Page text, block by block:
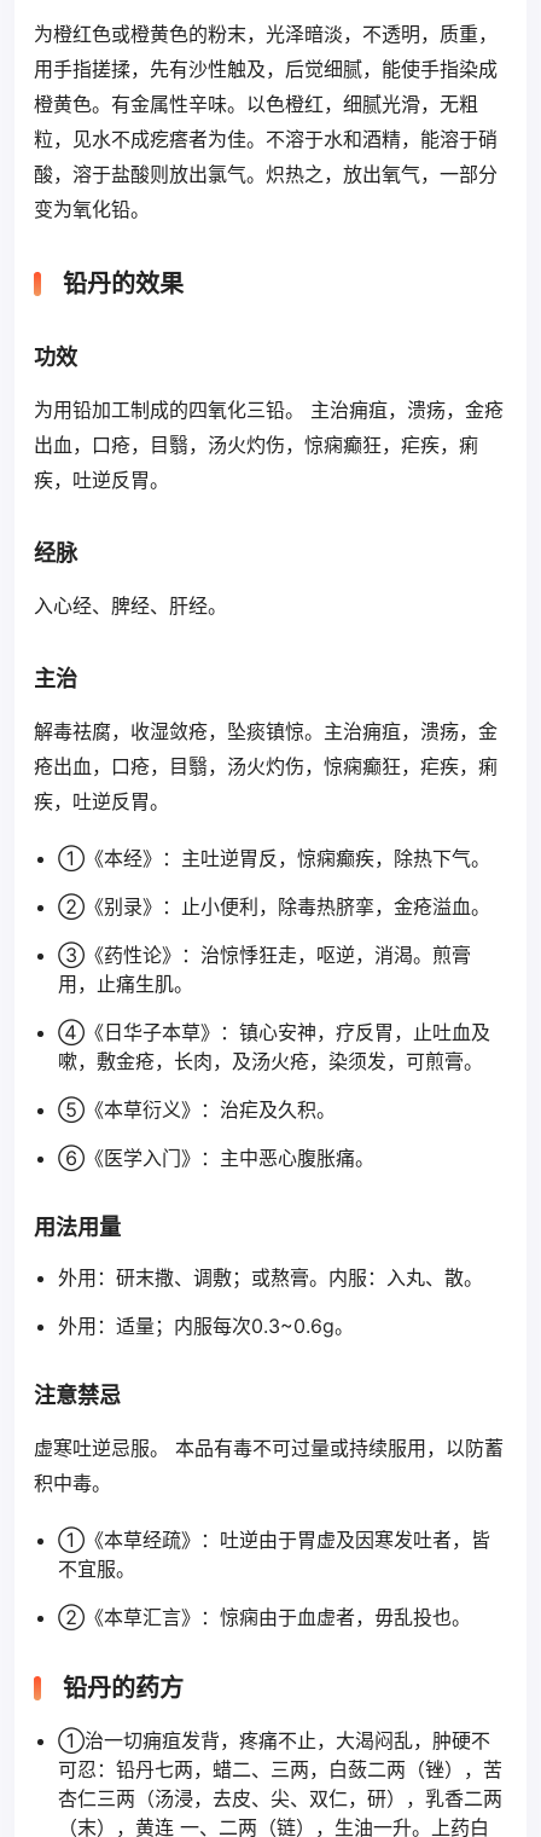
为橙红色或橙黄色的粉末，光泽暗淡，不透明，质重，
用手指搓揉，先有沙性触及，后觉细腻，能使手指染成
橙黄色。有金属性辛味。以色橙红，细腻光滑，无粗
粒，见水不成疙瘩者为佳。不溶于水和酒精，能溶于硝
酸，溶于盐酸则放出氯气。炽热之，放出氧气，一部分
变为氧化铅。
铅丹的效果
功效
为用铅加工制成的四氧化三铅。 主治痈疽，溃疡，金疮
出血，口疮，目翳，汤火灼伤，惊痫癫狂，疟疾，痢
疾，吐逆反胃。
经脉
入心经、脾经、肝经。
主治
解毒祛腐，收湿敛疮，坠痰镇惊。主治痈疽，溃疡，金
疮出血，口疮，目翳，汤火灼伤，惊痫癫狂，疟疾，痢
疾，吐逆反胃。
①《本经》：主吐逆胃反，惊痫癫疾，除热下气。
②《别录》：止小便利，除毒热脐挛，金疮溢血。
③《药性论》：治惊悸狂走，呕逆，消渴。煎膏
用，止痛生肌。
④《日华子本草》：镇心安神，疗反胃，止吐血及
嗽，敷金疮，长肉，及汤火疮，染须发，可煎膏。
⑤《本草衍义》：治疟及久积。
⑥《医学入门》：主中恶心腹胀痛。
用法用量
外用：研末撒、调敷；或熬膏。内服：入丸、散。
外用：适量；内服每次0.3~0.6g。
注意禁忌
虚寒吐逆忌服。 本品有毒不可过量或持续服用，以防蓄
积中毒。
①《本草经疏》：吐逆由于胃虚及因寒发吐者，皆
不宜服。
②《本草汇言》：惊痫由于血虚者，毋乱投也。
铅丹的药方
①治一切痈疽发背，疼痛不止，大渴闷乱，肿硬不
可忍：铅丹七两，蜡二、三两，白蔹二两（锉），苦
杏仁三两（汤浸，去皮、尖、双仁，研），乳香二两
（末），黄连 一、二两（链），生油一升。上药白